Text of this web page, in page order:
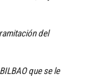
del
que se le